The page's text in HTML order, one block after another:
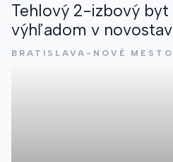
Odoslať
Tehlový 2-izbový
výhľadom v
BRATISLAVA-NOVÉ MESTO